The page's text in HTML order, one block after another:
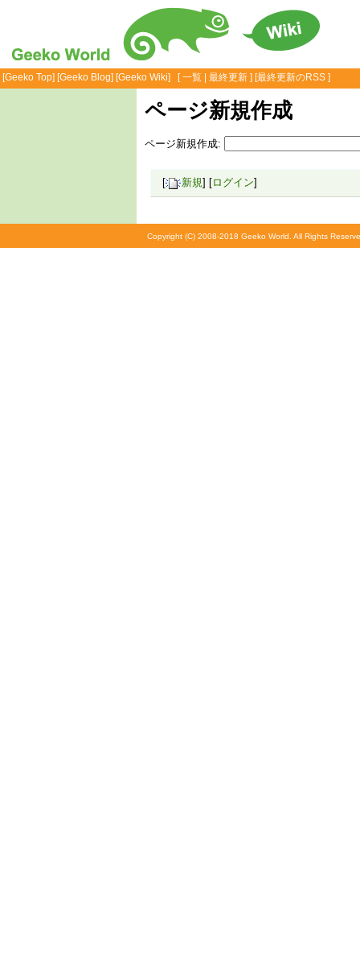
[Geeko Top] [Geeko Blog] [Geeko Wiki] [一覧 最終更新 ] [最終更新のRSS ]
ページ新規作成
ページ新規作成:
[ 新規] [ログイン]
Copyright (C) 2008-2018 Geeko World. All Rights